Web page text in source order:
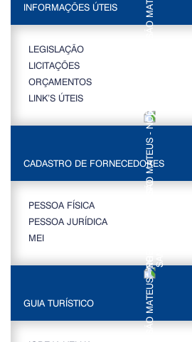
INFORMAÇÕES ÚTEIS
LEGISLAÇÃO
LICITAÇÕES
ORÇAMENTOS
LINK’S ÚTEIS
CADASTRO DE FORNECEDORES
PESSOA FÍSICA
PESSOA JURÍDICA
MEI
GUIA TURÍSTICO